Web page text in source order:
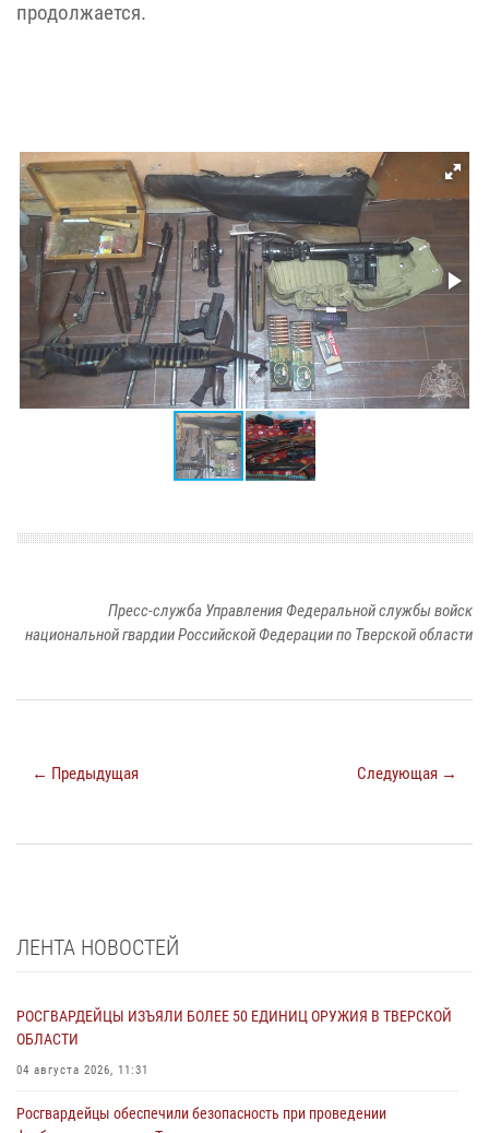
продолжается.
Пресс-служба Управления Федеральной службы войск
национальной гвардии Российской Федерации по Тверской области
← Предыдущая Следующая →
ЛЕНТА НОВОСТЕЙ
РОСГВАРДЕЙЦЫ ИЗЪЯЛИ БОЛЕЕ 50 ЕДИНИЦ ОРУЖИЯ В ТВЕРСКОЙ
ОБЛАСТИ
04 августа 2026, 11:31
Росгвардейцы обеспечили безопасность при проведении